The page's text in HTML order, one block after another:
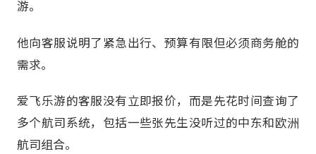
游。
他向客服说明了紧急出行、预算有限但必须商务舱的
需求。
爱飞乐游的客服没有立即报价，而是先花时间查询了
多个航司系统，包括一些张先生没听过的中东和欧洲
航司组合。